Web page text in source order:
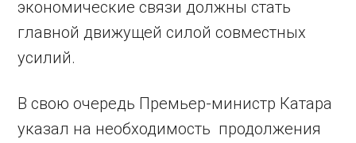
экономические связи должны стать
главной движущей силой совместных
усилий.
В свою очередь Премьер-министр Катара
указал на необходимость продолжения